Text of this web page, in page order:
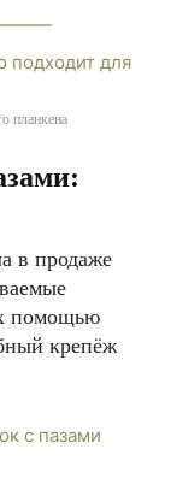
планкена
в продаже
помощью
крепёж